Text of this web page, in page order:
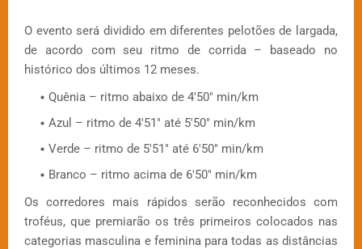
O evento será dividido em diferentes pelotões de largada,
de acordo com seu ritmo de corrida – baseado no
histórico dos últimos 12 meses.
Quênia – ritmo abaixo de 4'50" min/km
Azul – ritmo de 4'51" até 5'50" min/km
Verde – ritmo de 5'51" até 6'50" min/km
Branco – ritmo acima de 6'50" min/km
Os corredores mais rápidos serão reconhecidos com
troféus, que premiarão os três primeiros colocados nas
categorias masculina e feminina para todas as distâncias